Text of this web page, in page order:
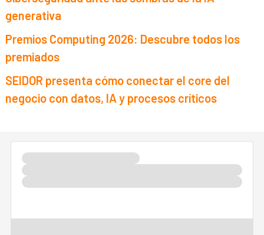
generativa
Premios Computing 2026: Descubre todos los
premiados
SEIDOR presenta cómo conectar el core del
negocio con datos, IA y procesos críticos